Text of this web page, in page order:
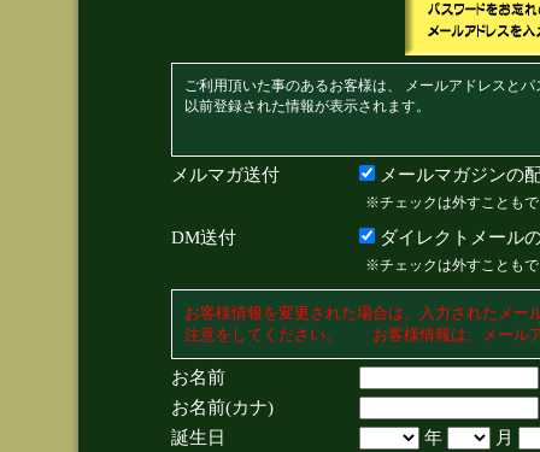
ご利用頂いた事のあるお客様は、 メールアドレスと
以前登録された情報が表示されます。
メルマガ送付 メールマガジンの
※チェックは外すことも
DM送付 ダイレクトメール
※チェックは外すことも
お客様情報を変更された場合は、入力されたメ
注意をしてください。 お客様情報は、メール
お名前
お名前(カナ)
誕生日
年
月